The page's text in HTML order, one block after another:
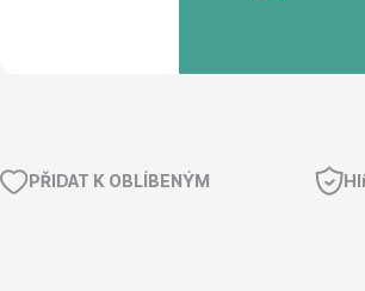
Vodní rostliny
PŘIDAT K OBLÍBENÝM